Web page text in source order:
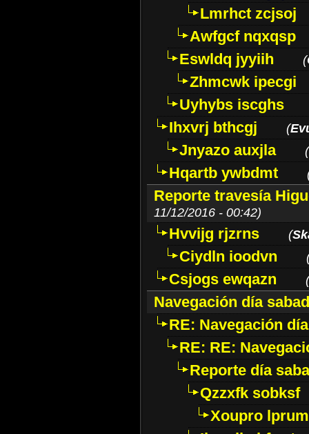
Lmrhct zcjsoj
Awfgcf nqxqsp
Eswldq jyyiih
(
Zhmcwk ipecgi
Uyhybs iscghs
Ihxvrj bthcgj
(
Jnyazo auxjla (
Hqartb ywbdmt
Reporte travesía
11/12/2016 - 00:42)
Hvvijg rjzrns (
Ciydln ioodvn
Csjogs ewqazn (
Navegación día
RE: Navegación
RE: RE:
Reporte día
Qzzxfk sobksf
Xoupro